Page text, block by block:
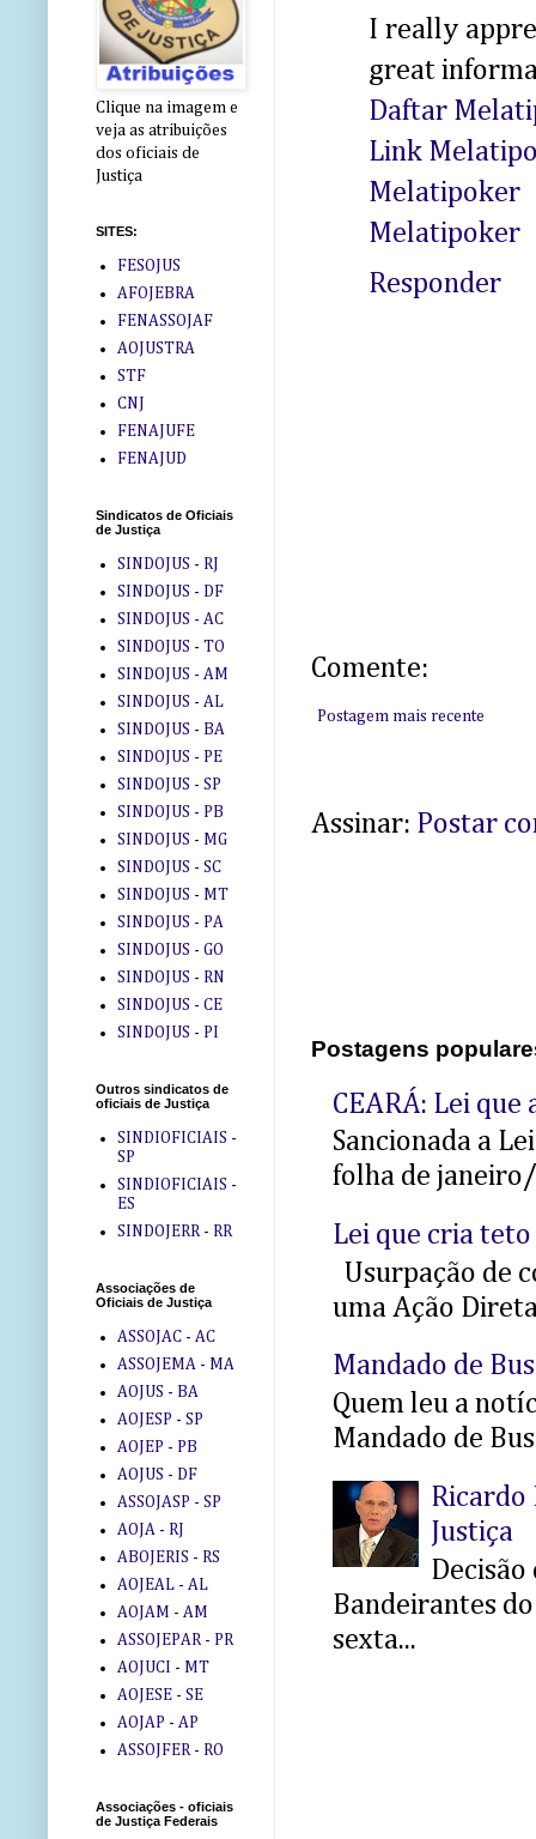
I really
great
Daftar
Link
Melatipoker
Melatipoker
Responder
Comente:
Postagem mais recente
Assinar: Postar
Postagens
CEARÁ: Lei
Sancionada a
folha de
Lei que cria
Usurpação de
uma Ação
Mandado de
Quem leu a
Mandado de
Ricardo
Justiça
Decisão
Bandeirantes
sexta...
Clique na imagem e
veja as atribuições
dos oficiais de
Justiça
SITES:
FESOJUS
AFOJEBRA
FENASSOJAF
AOJUSTRA
STF
CNJ
FENAJUFE
FENAJUD
Sindicatos de Oficiais
de Justiça
SINDOJUS - RJ
SINDOJUS - DF
SINDOJUS - AC
SINDOJUS - TO
SINDOJUS - AM
SINDOJUS - AL
SINDOJUS - BA
SINDOJUS - PE
SINDOJUS - SP
SINDOJUS - PB
SINDOJUS - MG
SINDOJUS - SC
SINDOJUS - MT
SINDOJUS - PA
SINDOJUS - GO
SINDOJUS - RN
SINDOJUS - CE
SINDOJUS - PI
Outros sindicatos de
oficiais de Justiça
SINDIOFICIAIS -
SP
SINDIOFICIAIS -
ES
SINDOJERR - RR
Associações de
Oficiais de Justiça
ASSOJAC - AC
ASSOJEMA - MA
AOJUS - BA
AOJESP - SP
AOJEP - PB
AOJUS - DF
ASSOJASP - SP
AOJA - RJ
ABOJERIS - RS
AOJEAL - AL
AOJAM - AM
ASSOJEPAR - PR
AOJUCI - MT
AOJESE - SE
AOJAP - AP
ASSOJFER - RO
Associações - oficiais
de Justiça Federais